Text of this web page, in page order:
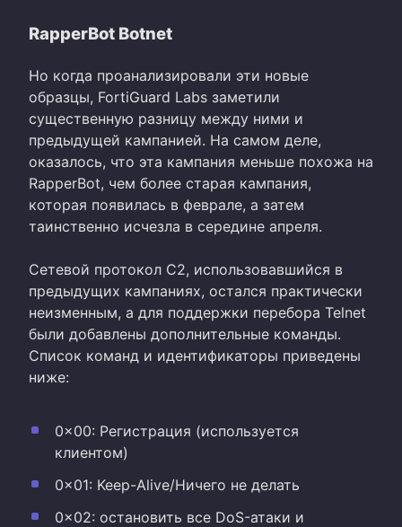
RapperBot Botnet
Но когда проанализировали эти новые
образцы, FortiGuard Labs заметили
существенную разницу между ними и
предыдущей кампанией. На самом деле,
оказалось, что эта кампания меньше похожа на
RapperBot, чем более старая кампания,
которая появилась в феврале, а затем
таинственно исчезла в середине апреля.
Сетевой протокол C2, использовавшийся в
предыдущих кампаниях, остался практически
неизменным, а для поддержки перебора Telnet
были добавлены дополнительные команды.
Список команд и идентификаторы приведены
ниже:
0x00: Регистрация (используется
клиентом)
0x01: Keep-Alive/Ничего не делать
0x02: остановить все DoS-атаки и